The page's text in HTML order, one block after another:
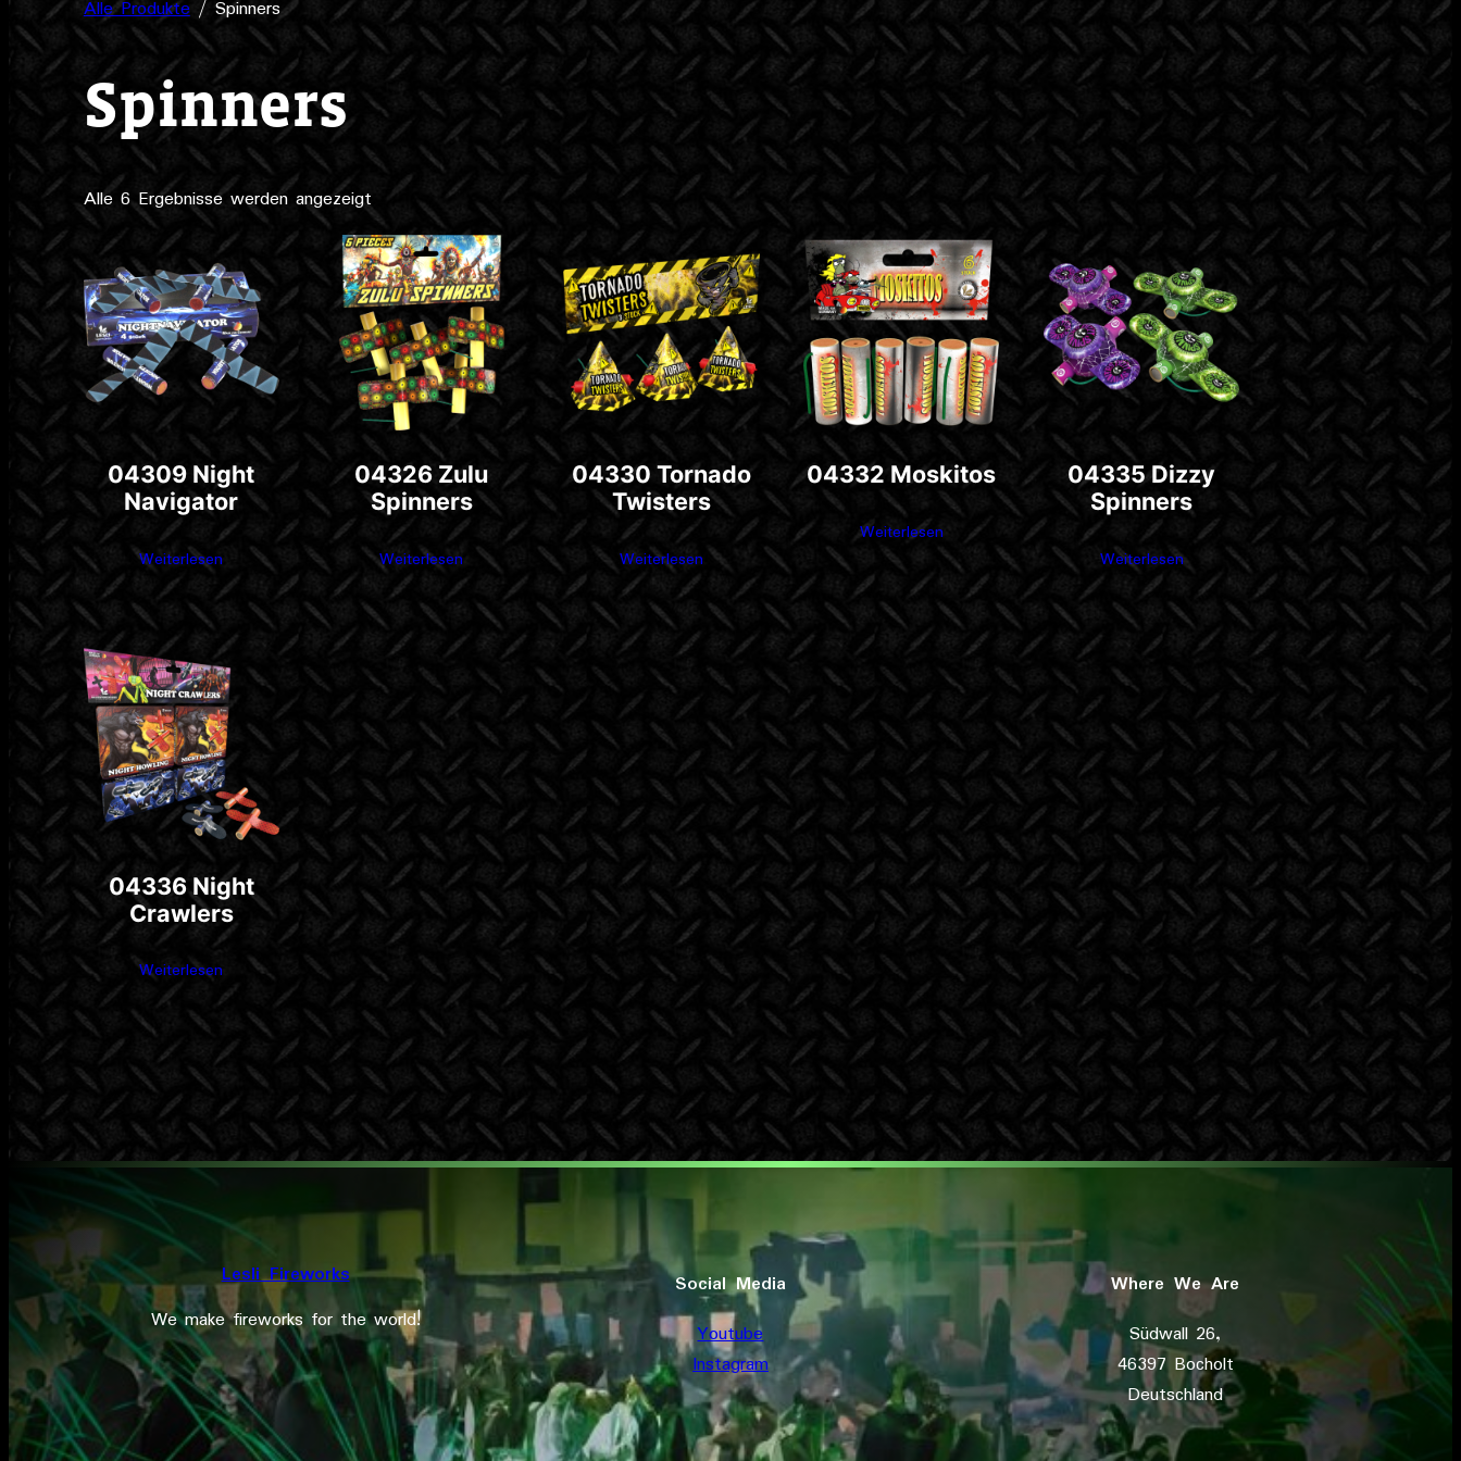
Alle Produkte/ Spinners
Spinners
Alle 6 Ergebnisse werden angezeigt
04309 Night
Navigator
Weiterlesen
04326 Zulu
Spinners
Weiterlesen
04330 Tornado
Twisters
Weiterlesen
04332 Moskitos
Weiterlesen
04335 Dizzy
Spinners
Weiterlesen
04336 Night
Crawlers
Weiterlesen
Lesli Fireworks
We make fireworks for the world!
Social Media
Youtube
Instagram
Where We Are
Südwall 26,
46397 Bocholt
Deutschland